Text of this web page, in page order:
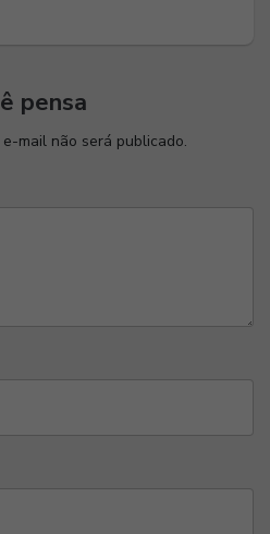
pensa
mail não será publicado.